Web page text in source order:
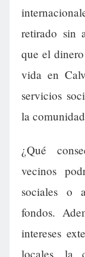
retirado sin
que el
vida en
servicios
la
¿Qué
vecinos
sociales o
fondos.
intereses
locales, la